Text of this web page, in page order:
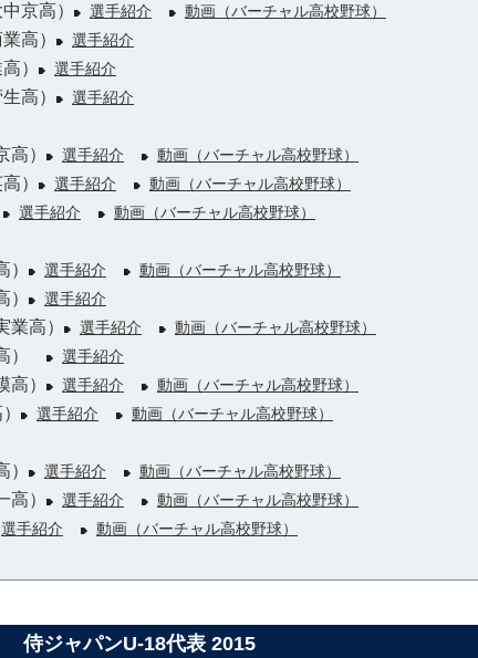
京高） 選手紹介 動画（バーチャル高校野球）
高） 選手紹介
） 選手紹介
高） 選手紹介
）
選手紹介 動画（バーチャル高校野球）
） 選手紹介 動画（バーチャル高校野球）
選手紹介 動画（バーチャル高校野球）
選手紹介 動画（バーチャル高校野球）
選手紹介
高） 選手紹介 動画（バーチャル高校野球）
） 選手紹介
） 選手紹介 動画（バーチャル高校野球）
選手紹介 動画（バーチャル高校野球）
選手紹介 動画（バーチャル高校野球）
） 選手紹介 動画（バーチャル高校野球）
選手紹介 動画（バーチャル高校野球）
侍ジャパンU-18代表 2015